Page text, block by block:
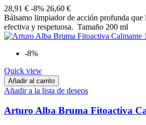
28,91 € -8% 26,60 €
Bálsamo limpiador de acción profunda
efectiva y respetuosa. Tamaño 200 ml
-8%
Quick view
Añadir al carrito
Añadir a la lista de deseos
Arturo Alba Bruma Fitoactiva